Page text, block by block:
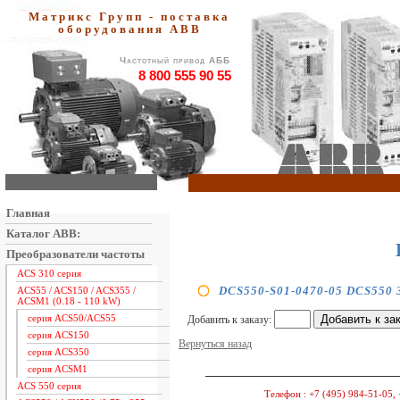
Матрикс Групп - поставка
оборудования АВВ
Частотный привод АББ
8 800 555 90 55
Главная
Каталог ABB:
Преобразователи частоты
ACS 310 серия
ACS55 / ACS150 / ACS355 /
ACSM1 (0.18 - 110 kW)
серия ACS50/ACS55
серия ACS150
серия ACS350
серия ACSM1
ACS 550 серия
DCS550-S01-0470-05
Добавить к заказу:
Вернуться назад
Телефон : +7 (495) 984-51-05,